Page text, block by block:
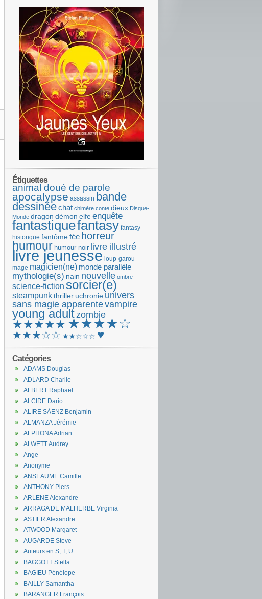
Étiquettes
animal doué de parole
apocalypse assassin bande
dessinéechat chimère conte dieux Disque-
Monde dragon démon elfeenquête
fantastiquefantasy fantasy
historique fantômefée horreur
humour humour noir livre illustré
livre jeunesse loup-garou
mage magicien(ne) monde parallèle
mythologie(s) nain nouvelle ombre
science-fiction sorcier(e)
steampunkthriller uchronie univers
sans magie apparentevampire
young adultzombie
★★★★★ ★★★★☆
★★★☆☆ ★★☆☆☆ ♥
Catégories
ADAMS Douglas
ADLARD Charlie
ALBERT Raphaël
ALCIDE Dario
ALIRE SÁENZ Benjamin
ALMANZA Jérémie
ALPHONA Adrian
ALWETT Audrey
Ange
Anonyme
ANSEAUME Camille
ANTHONY Piers
ARLENE Alexandre
ARRAGA DE MALHERBE Virginia
ASTIER Alexandre
ATWOOD Margaret
AUGARDE Steve
Auteurs en S, T, U
BAGGOTT Stella
BAGIEU Pénélope
BAILLY Samantha
BARANGER François